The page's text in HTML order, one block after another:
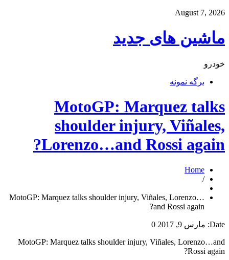
August 7, 2026
ماشین های جدید
خودرو
برگه نمونه
MotoGP: Marquez talks
shoulder injury, Viñales,
Lorenzo…and Rossi again?
Home
/
MotoGP: Marquez talks shoulder injury, Viñales, Lorenzo…
and Rossi again?
Date: مارس 9, 2017
0
MotoGP: Marquez talks shoulder injury, Viñales, Lorenzo…and
Rossi again?